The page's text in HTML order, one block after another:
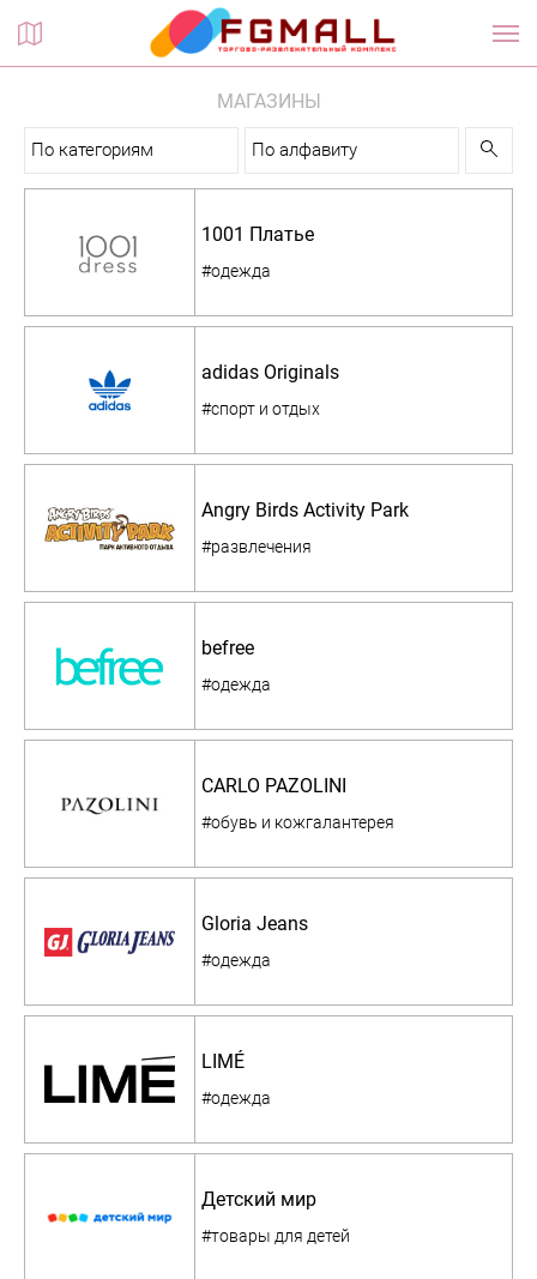
Планы этажей
МАГАЗИНЫ
По категориям По алфавиту
1001 Платье
#одежда
adidas Originals
#спорт и отдых
Angry Birds Activity Park
#развлечения
befree
#одежда
CARLO PAZOLINI
#обувь и кожгалантерея
Gloria Jeans
#одежда
LIMÉ
#одежда
Детский мир
#товары для детей